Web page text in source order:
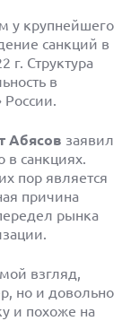
у крупнейшего
санкций в
г. Структура
в
России.
Абясов заявил
в санкциях.
пор является
причина
рынка
взгляд,
но и довольно
и похоже на